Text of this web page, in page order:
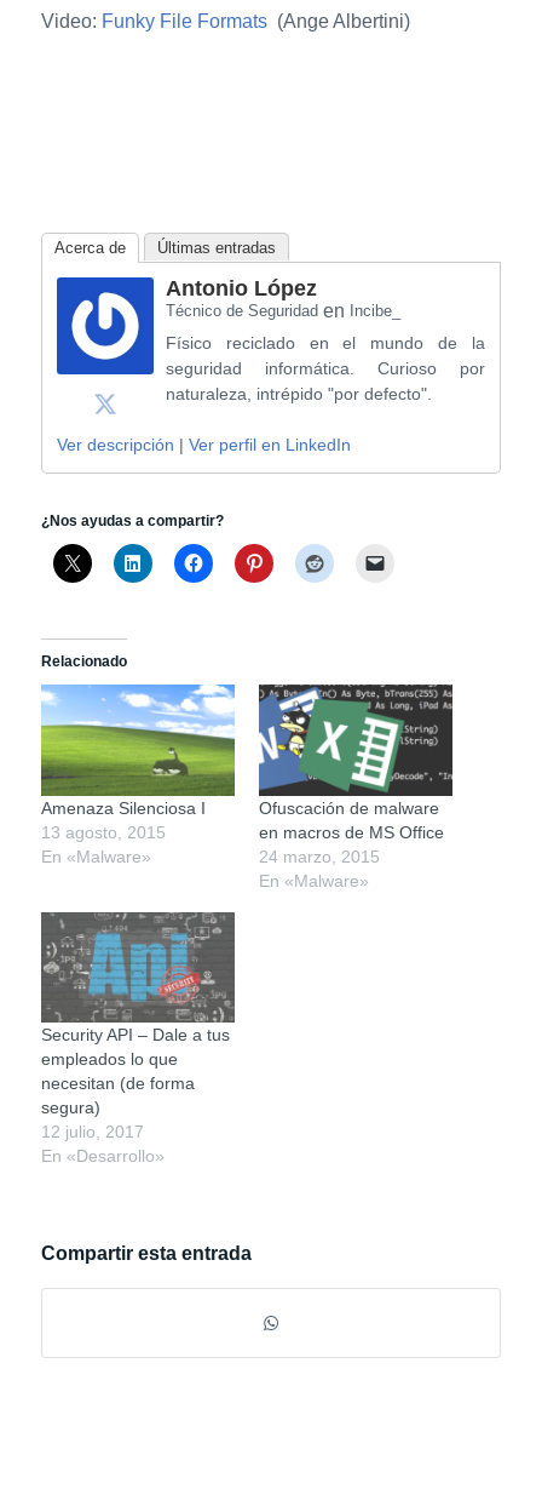
Video: Funky File Formats(Ange Albertini)
Acerca de Últimas entradas
Antonio López
Técnico de Seguridaden Incibe_
Físico reciclado en el mundo de la
seguridad informática. Curioso por
naturaleza, intrépido "por defecto".
Ver descripción | Ver perfil en LinkedIn
¿Nos ayudas a compartir?
Relacionado
Amenaza Silenciosa I
13 agosto, 2015
En «Malware»
Ofuscación de malware
en macros de MS Office
24 marzo, 2015
En «Malware»
Security API – Dale a tus
empleados lo que
necesitan (de forma
segura)
12 julio, 2017
En «Desarrollo»
Compartir esta entrada